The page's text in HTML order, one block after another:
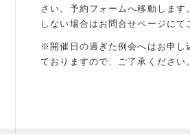
さい。予約フォームへ移動します。
しない場合はお問合せページにて
※開催日の過ぎた例会へはお申し
ておりますので、ご了承ください。